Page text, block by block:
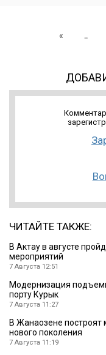
« ..
ЧИТАЙТЕ ТАКЖЕ:
В Актау в августе
мероприятий
7 Августа 12:51
Модернизация
порту Курык
7 Августа 11:27
В Жанаозене
нового поколения
7 Августа 11:19